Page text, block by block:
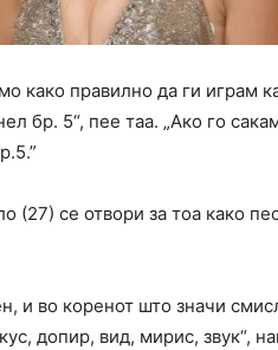
како правилно да ги играм
бр. 5“, пее таа. „Ако го
(27) се отвори за тоа како
и во коренот што значи
допир, вид, мирис, звук“,